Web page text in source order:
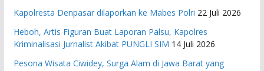
Kapolresta Denpasar dilaporkan ke Mabes Polri 22 Juli 2026
Heboh, Artis Figuran Buat Laporan Palsu, Kapolres
Kriminalisasi Jurnalist Akibat PUNGLI SIM 14 Juli 2026
Pesona Wisata Ciwidey, Surga Alam di Jawa Barat yang